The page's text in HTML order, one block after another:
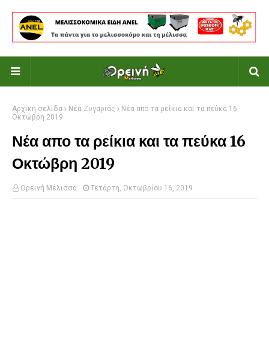
Αρχική σελίδα Νέα Ζυγαριάς
Νέα απο τα ρείκια και τα πεύκα 16
Οκτώβρη 2019
Νέα απο τα ρείκια και τα πεύκα 16
Οκτώβρη 2019
Ορεινή Μέλισσα Τετάρτη, Οκτωβρίου 16, 2019